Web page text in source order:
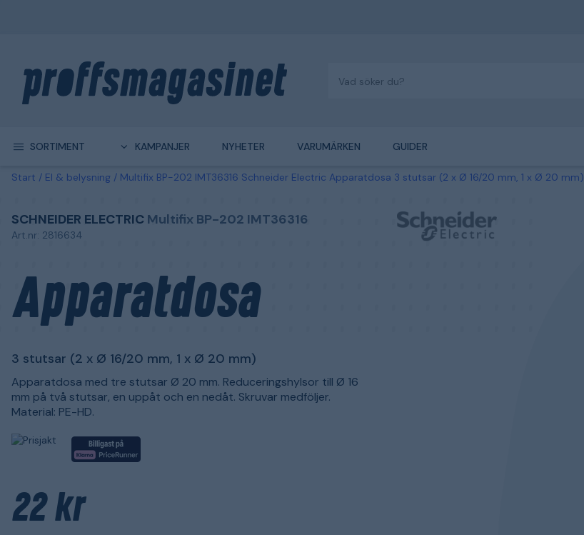
SORTIMENT KAMPANJER NYHETER VARUMÄRKEN GUIDER
Start El & belysning Multifix BP-202 IMT36316 Schneider Electric Apparatdosa 3 stutsar (2 x Ø 16/20 mm, 1 x Ø 20 mm)
SCHNEIDER ELECTRIC Multifix BP-202 IMT36316
Art.nr: 2816634
Apparatdosa
3 stutsar (2 x Ø 16/20 mm, 1 x Ø 20 mm)
Apparatdosa med tre stutsar Ø 20 mm. Reduceringshylsor till Ø 16
mm på två stutsar, en uppåt och en nedåt. Skruvar medföljer.
Material: PE-HD.
22 kr